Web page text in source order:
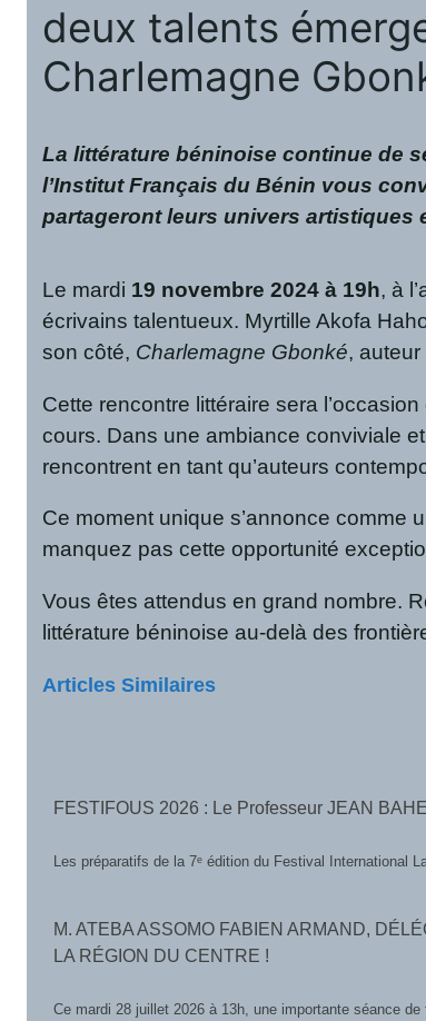
deux talents
Charlemagne
La littérature béninoise continue de
l’Institut Français du Bénin vous
partageront leurs univers artistiques
Le mardi 19 novembre 2024 à 19h, à
écrivains talentueux. Myrtille Akofa
son côté, Charlemagne Gbonké, auteur
Cette rencontre littéraire sera
cours. Dans une ambiance conviviale
rencontrent en tant qu’auteurs
Ce moment unique s’annonce comme
manquez pas cette opportunité
Vous êtes attendus en grand nombre.
littérature béninoise au-delà des
Articles Similaires
FESTIFOUS 2026 : Le Professeur JEAN
Les préparatifs de la 7ᵉ édition du Festival International
M. ATEBA ASSOMO FABIEN ARMAND,
LA RÉGION DU CENTRE !
Ce mardi 28 juillet 2026 à 13h, une importante séance